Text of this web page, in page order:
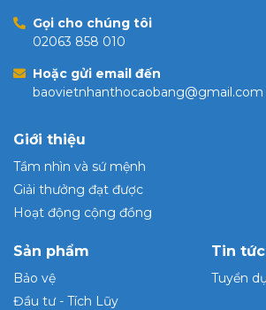
Gọi cho chúng tôi
02063 858 010
Hoặc gửi email đến
baovietnhanthocaobang@gmail.com
Giới thiệu
Tầm nhìn và sứ mệnh
Giải thưởng đạt được
Hoạt động cộng đồng
Sản phẩm
Bảo vệ
Đầu tư - Tích Lũy
Tin tức
Tuyển